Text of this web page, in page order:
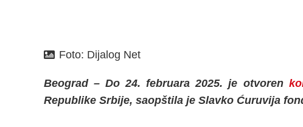
Foto: Dijalog Net
Beograd – Do 24. februara 2025. je otvoren
Republike Srbije, saopštila je Slavko Ćuruvija